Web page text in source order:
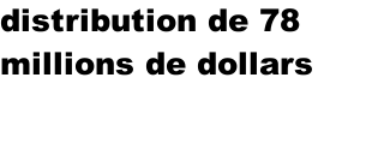
distribution de 78
millions de dollars